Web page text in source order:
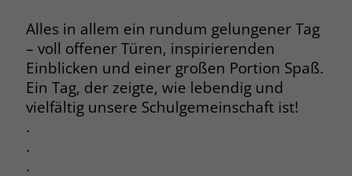
Alles in allem ein rundum gelungener Tag
– voll offener Türen, inspirierenden
Einblicken und einer großen Portion Spaß.
Ein Tag, der zeigte, wie lebendig und
vielfältig unsere Schulgemeinschaft ist!
.
.
.
Name JSessionID
Anbieter jobs.stiftung-liebenau.de
Laufzeit Session